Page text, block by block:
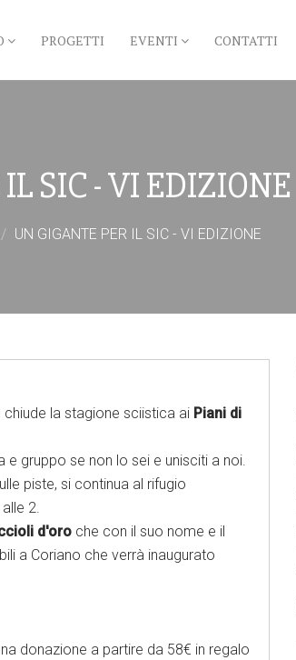
PROGETTI EVENTI CONTATTI
SIC - VI EDIZIONE
UN GIGANTE PER IL SIC - VI EDIZIONE
chiude la stagione sciistica ai Piani di
gruppo se non lo sei e unisciti a noi.
piste, si continua al rifugio
2.
d'oro che con il suo nome e il
a Coriano che verrà inaugurato
donazione a partire da 58€ in regalo